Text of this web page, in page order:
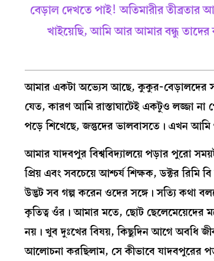
বেড়াল দেখতে পাই! অতিমারীর
খাইয়েছি, আমি আর আমার বন্ধু তাদের
আমার একটা অভ্যেস আছে, কুকুর-বেড়ালদের
যেত, কারণ আমি রাস্তাঘাটেই একটুও লজ্জা
পড়ে শিখেছে, জন্তুদের ভালবাসতে। এখন আমি
আমার যাদবপুর বিশ্ববিদ্যালয়ে পড়ার পুরো
প্রিয় এবং সবচেয়ে আশ্চর্য শিক্ষক, ডক্টর রিমি
উদ্ভট সব গল্প করেন ওদের সঙ্গে। সত্যি কথা
কৃতিত্ব ওঁর। আমার মতে, ছোট ছেলেমেয়েদের
নয়। খুব দুঃখের বিষয়, কিছুদিন আগে অবধি
আলোচনা করছিলাম, সে কীভাবে যাদবপুরের